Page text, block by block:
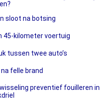
sloot na botsing
45-kilometer voertuig
tussen twee auto’s
felle brand
preventief fouilleren in